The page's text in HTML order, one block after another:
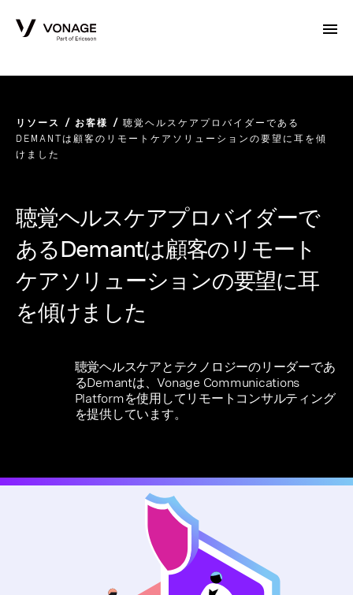
リソース お客様
聴覚ヘルスケアプロバイダーである
DEMANTは顧客のリモートケアソリューションの要望に耳を傾
けました
聴覚ヘルスケアプロバイダーで
あるDemantは顧客のリモート
ケアソリューションの要望に耳
を傾けました
聴覚ヘルスケアとテクノロジーのリーダーであ
るDemantは、Vonage Communications
Platformを使用してリモートコンサルティング
を提供しています。